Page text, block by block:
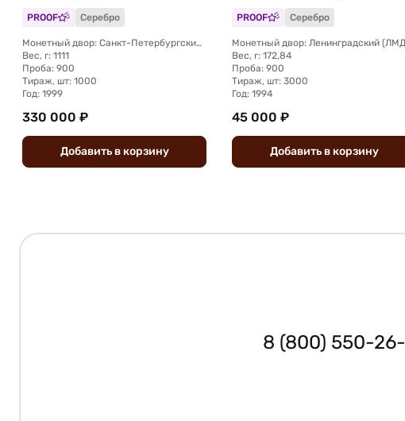
PROOF Серебро
Монетный двор: Санкт-Петербургский (СПМД)
Вес, г: 1111
Проба: 900
Тираж, шт: 1000
Год: 1999
330 000 ₽
Добавить вкорзину
PROOF Серебро
Монетный двор: Ленинградский
Вес, г: 172,84
Проба: 900
Тираж, шт: 3000
Год: 1994
45 000 ₽
Добавить вкорзину
8 (800) 550-